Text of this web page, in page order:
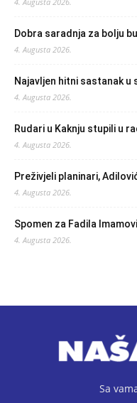
Dobra saradnja za bolju
4. Augusta 2026.
Najavljen hitni sastanak u
4. Augusta 2026.
Rudari u Kaknju stupili u
4. Augusta 2026.
Preživjeli planinari,
4. Augusta 2026.
Spomen za Fadila
4. Augusta 2026.
Sa